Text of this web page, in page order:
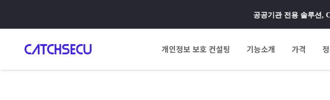
공공기관 전용 솔루션,
개인정보 보호 컨설팅 기능소개 가격